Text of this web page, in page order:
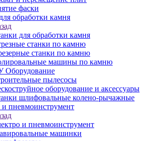
фаски
обработки камня
для обработки камня
станки по камню
станки по камню
машины по камню
Оборудование
пылесосы
оборудование и аксессуары
шлифовальные колено-рычажные
и пневмоинструмент
и пневмоинструмент
машинки